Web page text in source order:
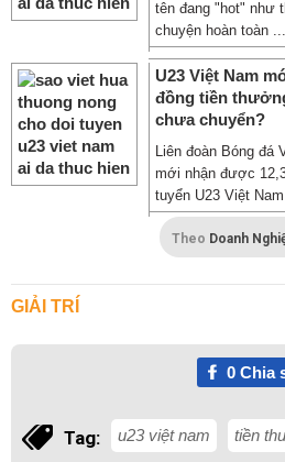
tên đang "hot" như
chuyện hoàn toàn ...
U23 Việt Nam
đồng tiền
chưa chuyển?
Liên đoàn Bóng đá
mới nhận được
tuyển U23 Việt
Theo Doanh
GIẢI TRÍ
0Chia
Tag: u23 việt nam tiền